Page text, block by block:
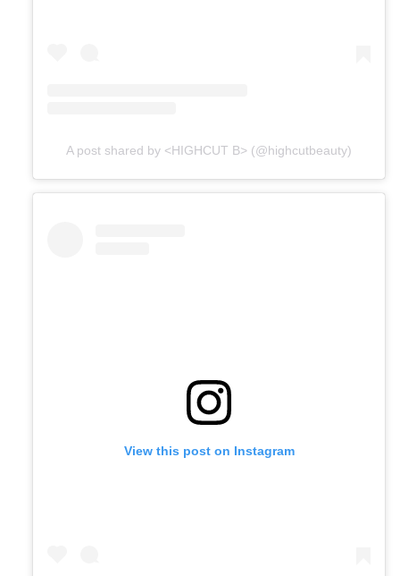
A post shared by <HIGHCUT B> (@highcutbeauty)
View this post on Instagram